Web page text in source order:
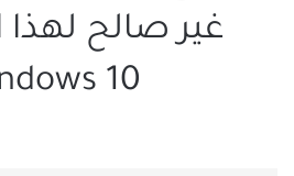
غير صالح لهذا
10